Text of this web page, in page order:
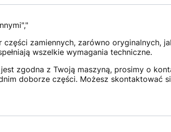
zamiennych, zarówno oryginalnych,
wszelkie wymagania techniczne.
zgodna z Twoją maszyną, prosimy o
doborze części. Możesz skontaktować